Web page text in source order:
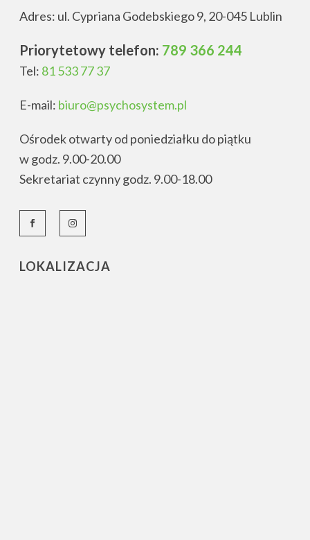
Adres: ul. Cypriana Godebskiego 9, 20-045 Lublin
Priorytetowy telefon: 789 366 244
Tel: 81 533 77 37
E-mail: biuro@psychosystem.pl
Ośrodek otwarty od poniedziałku do piątku
w godz. 9.00-20.00
Sekretariat czynny godz. 9.00-18.00
LOKALIZACJA